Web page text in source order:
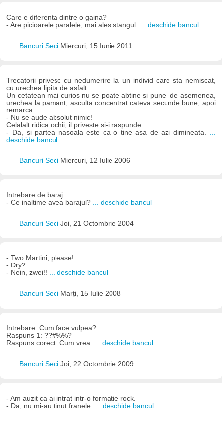
Care e diferenta dintre o gaina?
- Are picioarele paralele, mai ales stangul.
... deschide bancul
Bancuri Seci Miercuri, 15 Iunie 2011
Trecatorii privesc cu nedumerire la un individ care sta nemiscat,
cu urechea lipita de asfalt.
Un cetatean mai curios nu se poate abtine si pune, de asemenea,
urechea la pamant, asculta concentrat cateva secunde bune, apoi
remarca:
- Nu se aude absolut nimic!
Celalalt ridica ochii, il priveste si-i raspunde:
- Da, si partea nasoala este ca o tine asa de azi dimineata.
deschide bancul
Bancuri Seci Miercuri, 12 Iulie 2006
Intrebare de baraj:
- Ce inaltime avea barajul? ... deschide bancul
Bancuri Seci Joi, 21 Octombrie 2004
- Two Martini, please!
- Dry?
- Nein, zwei!! ... deschide bancul
Bancuri Seci Marți, 15 Iulie 2008
Intrebare: Cum face vulpea?
Raspuns 1: ??#%%?
Raspuns corect: Cum vrea.
... deschide bancul
Bancuri Seci Joi, 22 Octombrie 2009
- Am auzit ca ai intrat intr-o formatie rock.
- Da, nu mi-au tinut franele.
... deschide bancul